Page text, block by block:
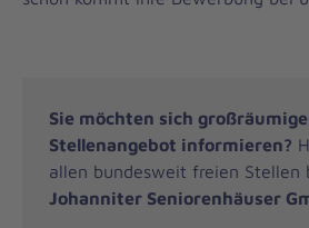
Sie möchten sich
Stellenangebot informieren?
allen bundesweit freien Stellen
Johanniter Seniorenhäuser